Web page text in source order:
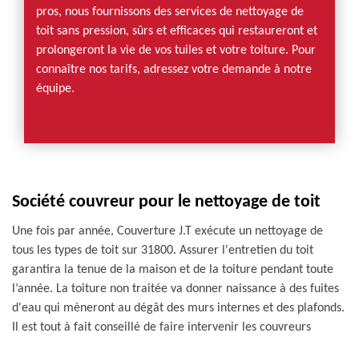
pros, nous fournissons des services de nettoyage de
toit sans pression, sûrs et efficaces qui restaureront et
prolongeront la vie de vos tuiles et votre toiture. Pour
connaître nos tarifs, adressez votre demande à notre
équipe.
Société couvreur pour le nettoyage de toit
Une fois par année, Couverture J.T exécute un nettoyage de
tous les types de toit sur 31800. Assurer l'entretien du toit
garantira la tenue de la maison et de la toiture pendant toute
l’année. La toiture non traitée va donner naissance à des fuites
d'eau qui mèneront au dégât des murs internes et des plafonds.
Il est tout à fait conseillé de faire intervenir les couvreurs